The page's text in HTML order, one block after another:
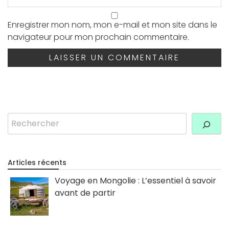
Enregistrer mon nom, mon e-mail et mon site dans le
navigateur pour mon prochain commentaire.
Rechercher
Articles récents
Voyage en Mongolie : L’essentiel à savoir
avant de partir